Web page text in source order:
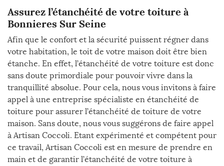
Assurez l’étanchéité de votre toiture à
Bonnieres Sur Seine
Afin que le confort et la sécurité puissent régner dans
votre habitation, le toit de votre maison doit être bien
étanche. En effet, l’étanchéité de votre toiture est donc
sans doute primordiale pour pouvoir vivre dans la
tranquillité absolue. Pour cela, nous vous invitons à faire
appel à une entreprise spécialiste en étanchéité de
toiture pour assurer l’étanchéité de toiture de votre
maison. Sans doute, nous vous suggérons de faire appel
à Artisan Coccoli. Etant expérimenté et compétent pour
ce travail, Artisan Coccoli est en mesure de prendre en
main et de garantir l’étanchéité de votre toiture à